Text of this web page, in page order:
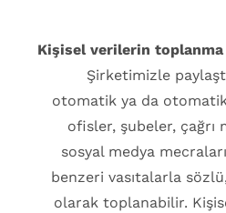
Kişisel verilerin
Şirketimizle
otomatik ya da
ofisler, şubeler,
sosyal medya
benzeri vasıtalarla
olarak toplanabilir.